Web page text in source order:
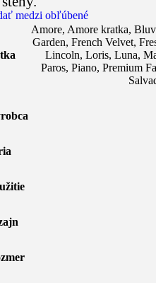
medzi obľúbené
Amore, Amore kratka,
Garden, French Velvet,
Lincoln, Loris, Luna,
Paros, Piano, Premium